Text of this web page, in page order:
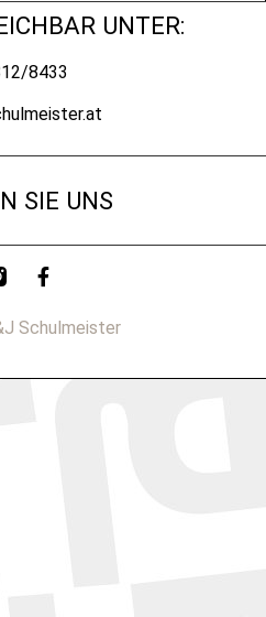
UNTER:
8433
SIE UNS
Schulmeister